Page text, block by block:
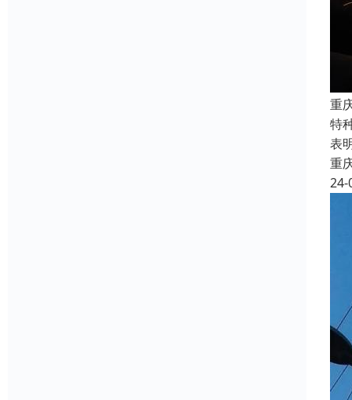
重
特
表
重
24-